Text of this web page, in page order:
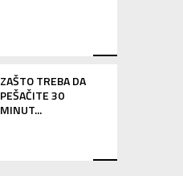
ZAŠTO TREBA DA
PEŠAČITE 30
MINUT...